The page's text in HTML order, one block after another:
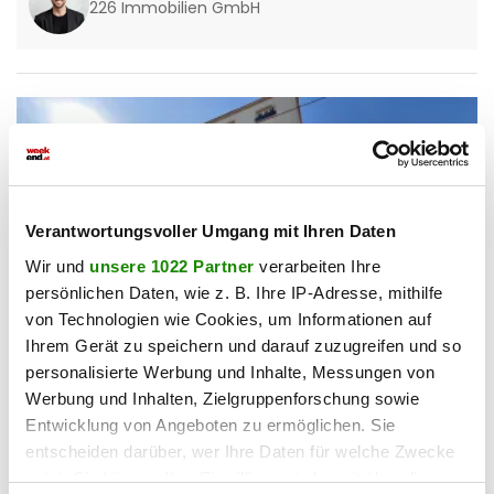
Verantwortungsvoller Umgang mit Ihren Daten
Wir und unsere 1022 Partner verarbeiten Ihre
persönlichen Daten, wie z. B. Ihre IP-Adresse, mithilfe
von Technologien wie Cookies, um Informationen auf
Ihrem Gerät zu speichern und darauf zuzugreifen und so
personalisierte Werbung und Inhalte, Messungen von
Werbung und Inhalten, Zielgruppenforschung sowie
Entwicklung von Angeboten zu ermöglichen. Sie
entscheiden darüber, wer Ihre Daten für welche Zwecke
nutzt. Sie können Ihre Einwilligung jederzeit über die
226 Immobilien GmbH
1100 Wien
Vielseitig nutzbares Geschäftslokal mit ca.
30m² im 10. Bezirk